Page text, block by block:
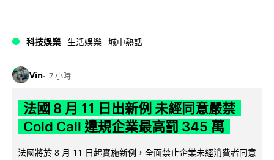
科技娛樂 生活娛樂 城中熱話
Vin 7 小時
法國 8 月 11 日出新例 未經同意嚴禁
Cold Call 違規企業最高罰 345 萬
法國將於 8 月 11 日起實施新例，全面禁止企業未經消費者同意